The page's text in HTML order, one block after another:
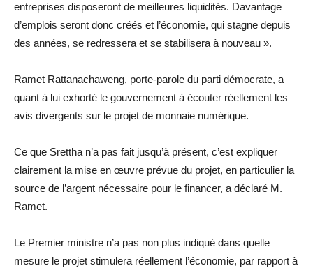
entreprises disposeront de meilleures liquidités. Davantage
d’emplois seront donc créés et l’économie, qui stagne depuis
des années, se redressera et se stabilisera à nouveau ».
Ramet Rattanachaweng, porte-parole du parti démocrate, a
quant à lui exhorté le gouvernement à écouter réellement les
avis divergents sur le projet de monnaie numérique.
Ce que Srettha n’a pas fait jusqu’à présent, c’est expliquer
clairement la mise en œuvre prévue du projet, en particulier la
source de l’argent nécessaire pour le financer, a déclaré M.
Ramet.
Le Premier ministre n’a pas non plus indiqué dans quelle
mesure le projet stimulera réellement l’économie, par rapport à